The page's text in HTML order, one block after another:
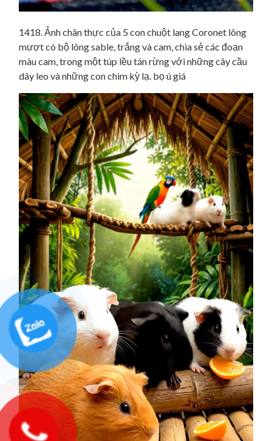
1418. Ảnh chân thực của 5 con chuột lang Coronet lông
mượt có bộ lông sable, trắng và cam, chia sẻ các đoạn
màu cam, trong một túp lều tán rừng với những cây cầu
dây leo và những con chim kỳ lạ. bọ ú giá